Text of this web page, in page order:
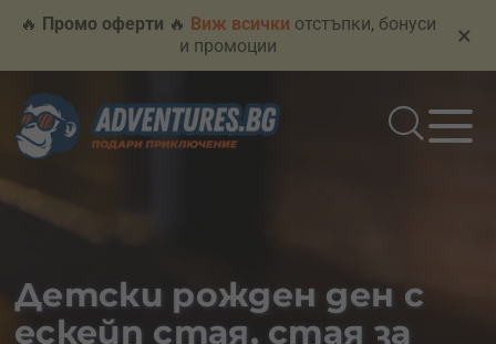
🔥 Промо оферти 🔥 Виж всички отстъпки, бонуси
и промоции
×
Детски рожден ден с
ескейп стая, стая за